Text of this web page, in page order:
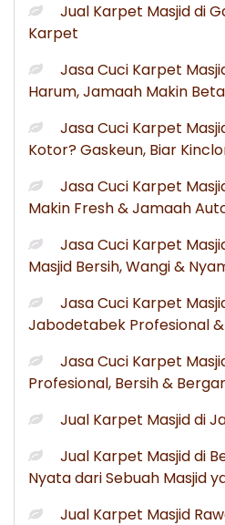
Jual Karpet Masjid di
Karpet
Jasa Cuci Karpet
Harum, Jamaah Makin
Jasa Cuci Karpet
Kotor? Gaskeun, Biar
Jasa Cuci Karpet
Makin Fresh & Jamaah
Jasa Cuci Karpet
Masjid Bersih, Wangi &
Jasa Cuci Karpet
Jabodetabek Profesional
Jasa Cuci Karpet
Profesional, Bersih &
Jual Karpet Masjid di
Jual Karpet Masjid di
Nyata dari Sebuah Masjid
Jual Karpet Masjid